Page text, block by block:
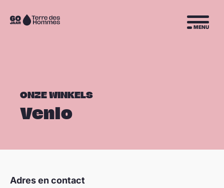
Sla navigatie over
Naar
MENU
ONZE WINKELS
Venlo
Adres en contact